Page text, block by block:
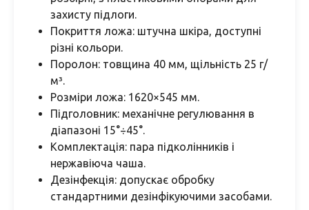
захисту підлоги.
Покриття ложа: штучна шкіра, доступні
різні кольори.
Поролон: товщина 40 мм, щільність 25 г/
м³.
Розміри ложа: 1620×545 мм.
Підголовник: механічне регулювання в
діапазоні 15°÷45°.
Комплектація: пара підколінників і
нержавіюча чаша.
Дезінфекція: допускає обробку
стандартними дезінфікуючими засобами.